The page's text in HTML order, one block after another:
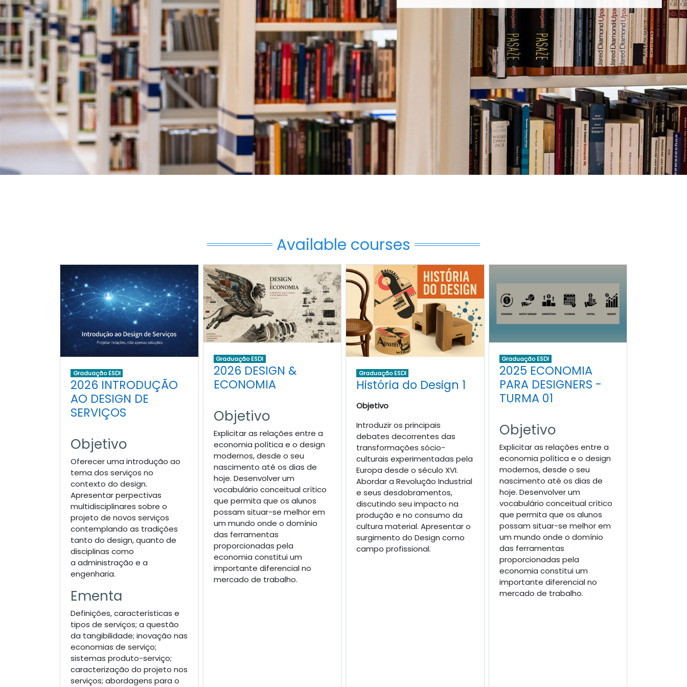
Available courses
Graduação ESDI
2026 INTRODUÇÃO
AO DESIGN DE
SERVIÇOS
Objetivo
Oferecer uma introdução ao
tema dos serviços no
contexto do design.
Apresentar perpectivas
multidisciplinares sobre o
projeto de novos serviços
contemplando as tradições
tanto do design, quanto de
disciplinas como
a administração e a
engenharia.
Ementa
Definições, características e
tipos de serviços; a questão
da tangibilidade; inovação nas
economias de serviço;
sistemas produto-serviço;
caracterização do projeto nos
serviços; abordagens para o
Graduação ESDI
2026 DESIGN &
ECONOMIA
Objetivo
Explicitar as relações entre a
economia política e o design
modernos, desde o seu
nascimento até os dias de
hoje. Desenvolver um
vocabulário conceitual crítico
que permita que os alunos
possam situar-se melhor em
um mundo onde o domínio
das ferramentas
proporcionadas pela
economia constitui um
importante diferencial no
mercado de trabalho.
Graduação ESDI
História do Design 1
Objetivo
Introduzir os principais
debates decorrentes das
transformações sócio-
culturais experimentadas pela
Europa desde o século XVI.
Abordar a Revolução Industrial
e seus desdobramentos,
discutindo seu impacto na
produção e no consumo da
cultura material. Apresentar o
surgimento do Design como
campo profissional.
Graduação ESDI
2025 ECONOMIA
PARA DESIGNERS -
TURMA 01
Objetivo
Explicitar as relações entre a
economia política e o design
modernos, desde o seu
nascimento até os dias de
hoje. Desenvolver um
vocabulário conceitual crítico
que permita que os alunos
possam situar-se melhor em
um mundo onde o domínio
das ferramentas
proporcionadas pela
economia constitui um
importante diferencial no
mercado de trabalho.